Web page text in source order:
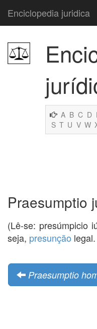
Enciclopedia juridica
A B C D
S T U V W
Praesumptio
(Lê-se: presúmpicio
seja, presunção legal.
Praesumptio